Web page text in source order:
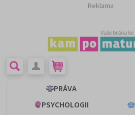
Reklama
PRÁVA
PSYCHOLOGII